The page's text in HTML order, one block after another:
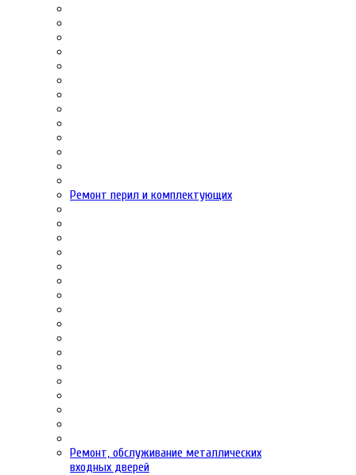
Ремонт перил и комплектующих
Ремонт, обслуживание металлических
входных дверей